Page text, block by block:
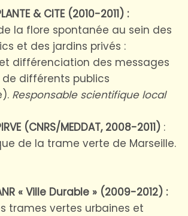
& CITE (2010-2011) :
la flore spontanée au sein des
et des jardins privés :
différenciation des messages
différents publics
Responsable scientifique local
(CNRS/MEDDAT, 2008-2011) :
de la trame verte de Marseille.
« Ville Durable » (2009-2012) :
trames vertes urbaines et